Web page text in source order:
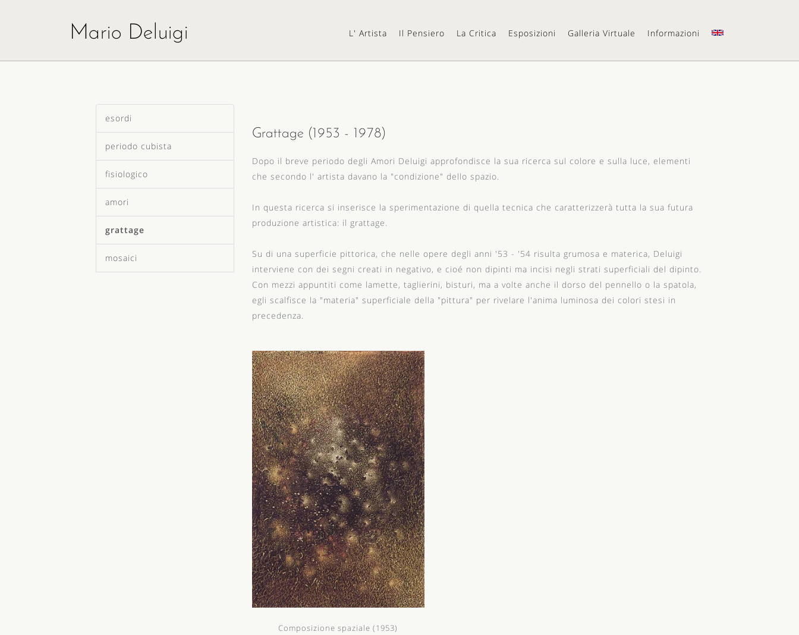
Mario Deluigi L' Artista Il Pensiero La Critica Esposizioni Galleria Virtuale Informazioni
esordi
periodo cubista
fisiologico
amori
grattage
mosaici
Grattage (1953 - 1978)
Dopo il breve periodo degli Amori Deluigi approfondisce la sua ricerca sul colore e sulla luce, elementi
che secondo l' artista davano la "condizione" dello spazio.
In questa ricerca si inserisce la sperimentazione di quella tecnica che caratterizzerà tutta la sua futura
produzione artistica: il grattage.
Su di una superficie pittorica, che nelle opere degli anni '53 - '54 risulta grumosa e materica, Deluigi
interviene con dei segni creati in negativo, e cioé non dipinti ma incisi negli strati superficiali del dipinto.
Con mezzi appuntiti come lamette, taglierini, bisturi, ma a volte anche il dorso del pennello o la spatola,
egli scalfisce la "materia" superficiale della "pittura" per rivelare l'anima luminosa dei colori stesi in
precedenza.
Composizione spaziale (1953)